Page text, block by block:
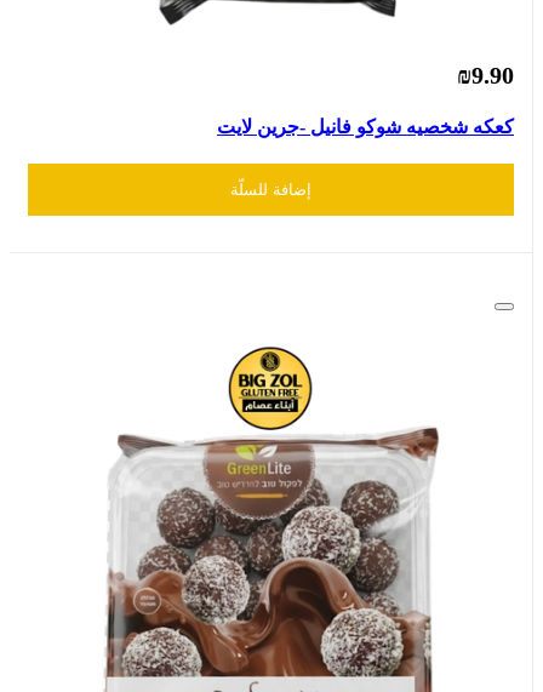
₪9.90
كعكه شخصيه شوكو فانيل -جرين لايت
إضافة للسلّة